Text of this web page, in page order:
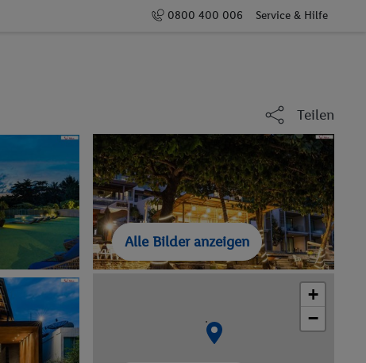
0800 400 006 Service & Hilfe
Teilen
Alle Bilder anzeigen
+
−